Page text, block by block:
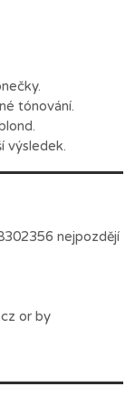
tónování.
nejpozdějí
or by